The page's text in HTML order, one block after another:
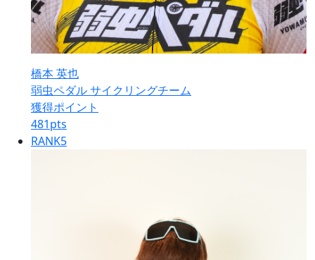
橋本 英也
弱虫ペダル サイクリングチーム
獲得ポイント
481pts
RANK5